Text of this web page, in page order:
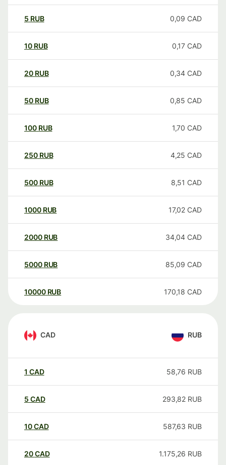
5 RUB 0,09 CAD
10 RUB 0,17 CAD
20 RUB 0,34 CAD
50 RUB 0,85 CAD
100 RUB 1,70 CAD
250 RUB 4,25 CAD
500 RUB 8,51 CAD
1000 RUB 17,02 CAD
2000 RUB 34,04 CAD
5000 RUB 85,09 CAD
10000 RUB 170,18 CAD
CAD RUB
1 CAD 58,76 RUB
5 CAD 293,82 RUB
10CAD 587,63 RUB
20CAD 1.175,26 RUB